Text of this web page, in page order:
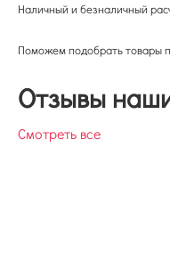
Наличный и безналичный
Поможем подобрать товары
Отзывы
Смотреть все